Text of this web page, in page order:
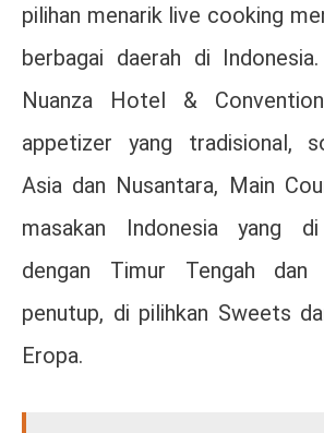
pilihan menarik live cooking
berbagai daerah di
Nuanza Hotel &
appetizer yang tradisional,
Asia dan Nusantara, Main
masakan Indonesia yang di
dengan Timur Tengah dan
penutup, di pilihkan Sweets
Eropa.